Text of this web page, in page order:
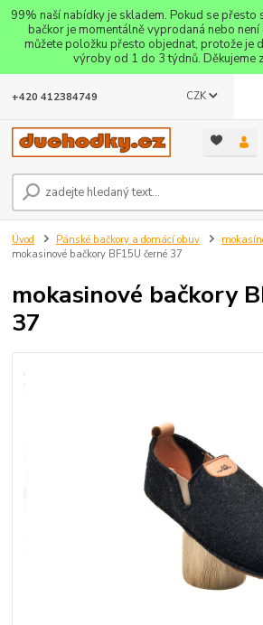
99% naší nabídky je skladem. Pokud se přesto
bačkor je momentálně vyprodaná nebo
můžete položku přesto objednat, protože je
výroby od 1 do 3 týdnů. Děkujeme
CZK
+420 412384749
Úvod Pánské bačkory a domácí obuv
mokasinové bačkory BF15U černé 37
mokasinové bačkory
37